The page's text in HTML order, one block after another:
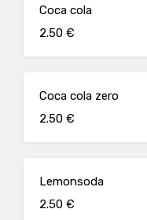
Coca cola
2.50 €
Coca cola zero
2.50 €
Lemonsoda
2.50 €